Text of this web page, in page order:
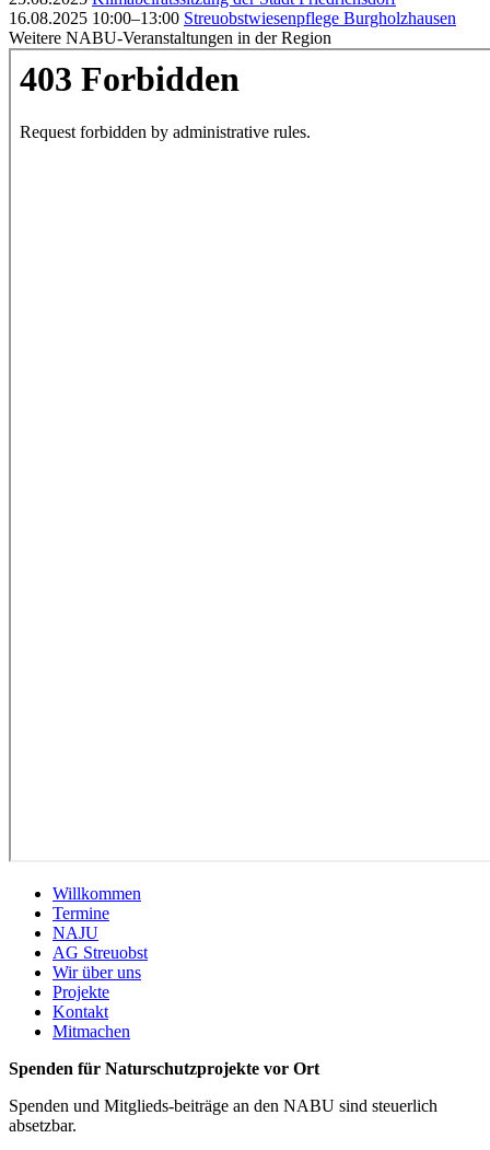
16.08.2025 10:00–13:00 Streuobstwiesenpflege Burgholzhausen
Weitere NABU-Veranstaltungen in der Region
Willkommen
Termine
NAJU
AG Streuobst
Wir über uns
Projekte
Kontakt
Mitmachen
Spenden für Naturschutzprojekte vor Ort
Spenden und Mitglieds-beiträge an den NABU sind steuerlich
absetzbar.